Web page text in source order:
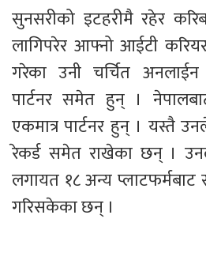
सुनसरीको इटहरीमै रहेर
लागिपरेर आफ्नो आईटी
गरेका उनी चर्चित अनलाईन
पार्टनर समेत हुन् ।
एकमात्र पार्टनर हुन् । यस्तै
रेकर्ड समेत राखेका छन् ।
लगायत १८ अन्य प्लाटफर्मबाट
गरिसकेका छन् ।